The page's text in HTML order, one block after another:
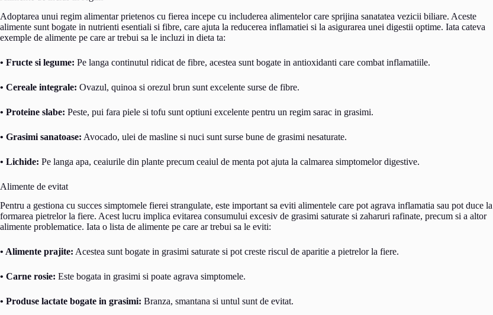
Adoptarea unui regim alimentar prietenos cu fierea incepe cu includerea alimentelor care sprijina sanatatea vezicii biliare. Aceste
alimente sunt bogate in nutrienti esentiali si fibre, care ajuta la reducerea inflamatiei si la asigurarea unei digestii optime. Iata cateva
exemple de alimente pe care ar trebui sa le incluzi in dieta ta:
• Fructe si legume: Pe langa continutul ridicat de fibre, acestea sunt bogate in antioxidanti care combat inflamatiile.
• Cereale integrale: Ovazul, quinoa si orezul brun sunt excelente surse de fibre.
• Proteine slabe: Peste, pui fara piele si tofu sunt optiuni excelente pentru un regim sarac in grasimi.
• Grasimi sanatoase: Avocado, ulei de masline si nuci sunt surse bune de grasimi nesaturate.
• Lichide: Pe langa apa, ceaiurile din plante precum ceaiul de menta pot ajuta la calmarea simptomelor digestive.
Alimente de evitat
Pentru a gestiona cu succes simptomele fierei strangulate, este important sa eviti alimentele care pot agrava inflamatia sau pot duce la
formarea pietrelor la fiere. Acest lucru implica evitarea consumului excesiv de grasimi saturate si zaharuri rafinate, precum si a altor
alimente problematice. Iata o lista de alimente pe care ar trebui sa le eviti:
• Alimente prajite: Acestea sunt bogate in grasimi saturate si pot creste riscul de aparitie a pietrelor la fiere.
• Carne rosie: Este bogata in grasimi si poate agrava simptomele.
• Produse lactate bogate in grasimi: Branza, smantana si untul sunt de evitat.